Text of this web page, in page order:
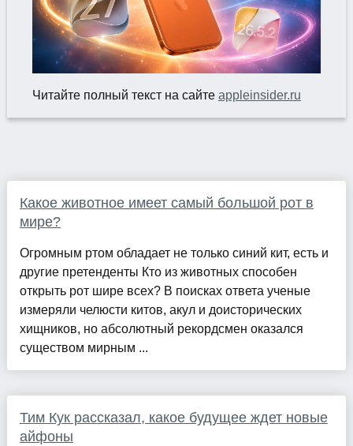
Читайте полный текст на сайте appleinsider.ru
Какое животное имеет самый большой рот в
мире?
Огромным ртом обладает не только синий кит, есть и
другие претенденты Кто из животных способен
открыть рот шире всех? В поисках ответа ученые
измеряли челюсти китов, акул и доисторических
хищников, но абсолютный рекордсмен оказался
существом мирным ...
Тим Кук рассказал, какое будущее ждет новые
айфоны